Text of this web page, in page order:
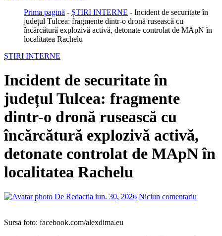
Prima pagină - ȘTIRI INTERNE - Incident de securitate în
județul Tulcea: fragmente dintr-o dronă rusească cu
încărcătură explozivă activă, detonate controlat de MApN în
localitatea Rachelu
ȘTIRI INTERNE
Incident de securitate în
județul Tulcea: fragmente
dintr-o dronă rusească cu
încărcătură explozivă activă,
detonate controlat de MApN în
localitatea Rachelu
De Redactia iun. 30, 2026 Niciun comentariu
Sursa foto: facebook.com/alexdima.eu